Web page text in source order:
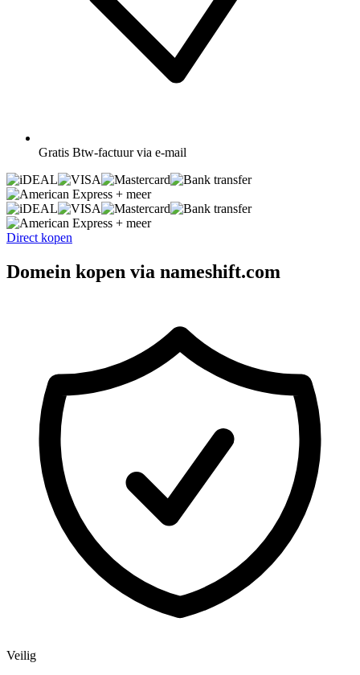
Gratis Btw-factuur via e-mail
+ meer
+ meer
Direct kopen
Domein kopen via nameshift.com
Veilig